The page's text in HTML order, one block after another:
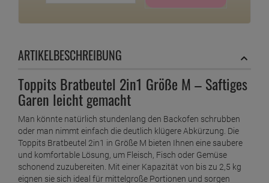
ARTIKELBESCHREIBUNG
Toppits Bratbeutel 2in1 Größe M – Saftiges
Garen leicht gemacht
Man könnte natürlich stundenlang den Backofen schrubben
oder man nimmt einfach die deutlich klügere Abkürzung. Die
Toppits Bratbeutel 2in1 in Größe M bieten Ihnen eine saubere
und komfortable Lösung, um Fleisch, Fisch oder Gemüse
schonend zuzubereiten. Mit einer Kapazität von bis zu 2,5 kg
eignen sie sich ideal für mittelgroße Portionen und sorgen